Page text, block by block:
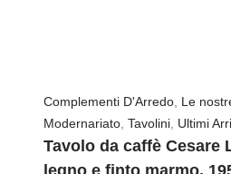
Complementi D'Arredo Le
Modernariato ,Tavolini Ultimi
Tavolo da caffè Cesare
legno e finto marmo,